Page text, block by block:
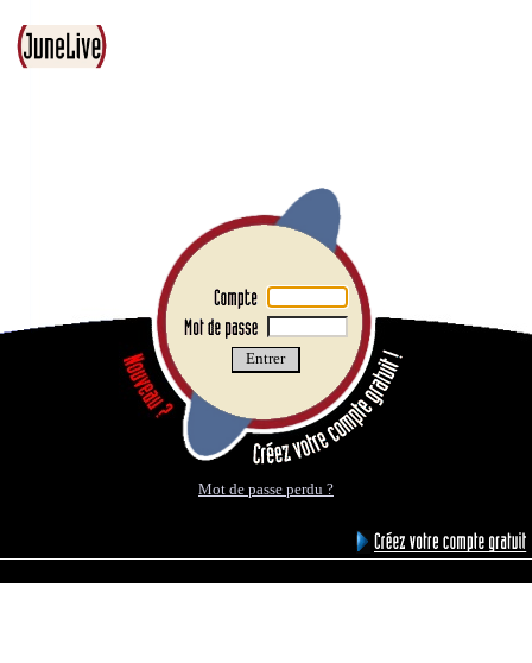
Mot de passe perdu ?